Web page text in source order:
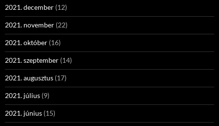
2021. december (12)
2021. november (22)
2021. október (16)
2021. szeptember (14)
2021. augusztus (17)
2021. július (9)
2021. június (15)